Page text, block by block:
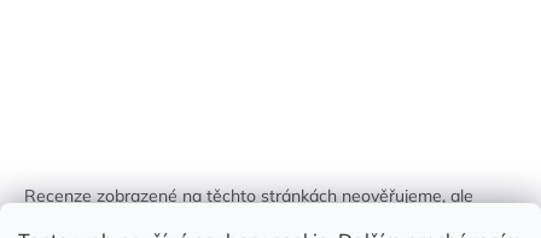
Recenze zobrazené na těchto stránkách neověřujeme, ale